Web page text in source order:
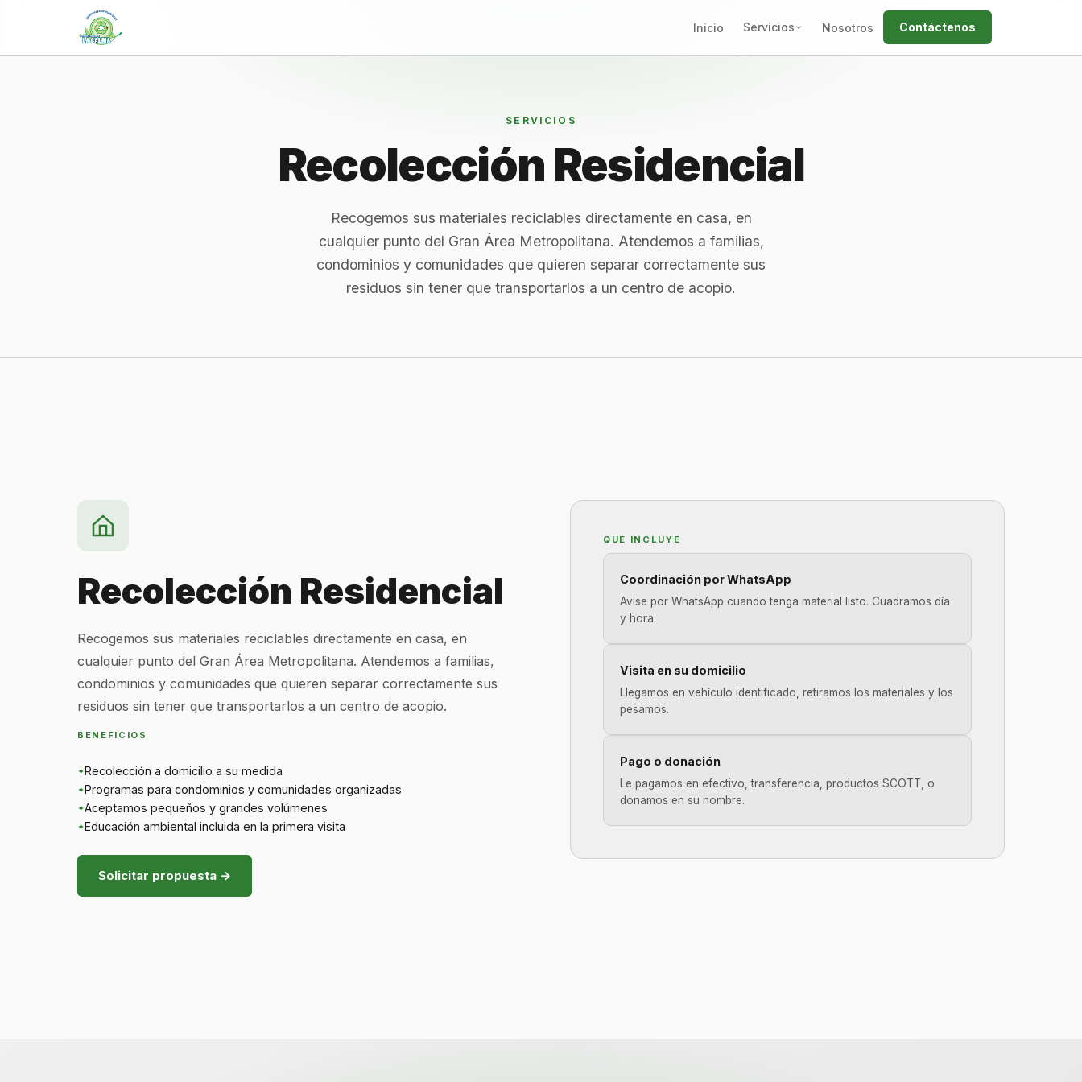
Inicio Servicios
Destrucción Documental
Certificada
Transporte de Carga
Nosotros Contáctenos
SERVICIOS
Recolección Residencial
Recogemos sus materiales reciclables directamente en casa, en
cualquier punto del Gran Área Metropolitana. Atendemos a familias,
condominios y comunidades que quieren separar correctamente sus
residuos sin tener que transportarlos a un centro de acopio.
Recolección Residencial
Recogemos sus materiales reciclables directamente en casa, en
cualquier punto del Gran Área Metropolitana. Atendemos a familias,
condominios y comunidades que quieren separar correctamente sus
residuos sin tener que transportarlos a un centro de acopio.
BENEFICIOS
Recolección a domicilio a su medida
Programas para condominios y comunidades organizadas
Aceptamos pequeños y grandes volúmenes
Educación ambiental incluida en la primera visita
Solicitar propuesta →
QUÉ INCLUYE
Coordinación por WhatsApp
Avise por WhatsApp cuando tenga material listo. Cuadramos día
y hora.
Visita en su domicilio
Llegamos en vehículo identificado, retiramos los materiales y los
pesamos.
Pago o donación
Le pagamos en efectivo, transferencia, productos SCOTT, o
donamos en su nombre.